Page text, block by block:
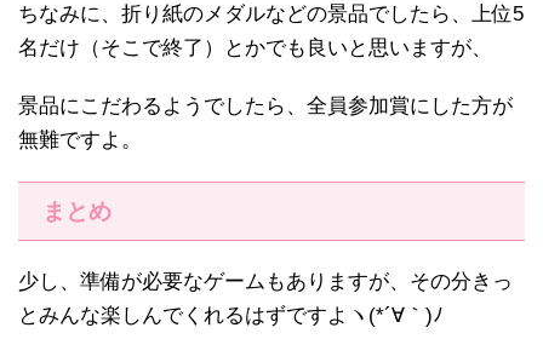
ちなみに、折り紙のメダルなどの景品でしたら、上位5
名だけ（そこで終了）とかでも良いと思いますが、
景品にこだわるようでしたら、全員参加賞にした方が
無難ですよ。
まとめ
少し、準備が必要なゲームもありますが、その分きっ
とみんな楽しんでくれるはずですよヽ(*´∀｀)ﾉ